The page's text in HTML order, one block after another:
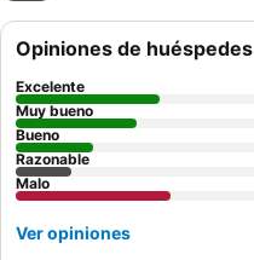
Opiniones de huéspedes
Excelente
Muy bueno
Bueno
Razonable
Malo
Ver opiniones